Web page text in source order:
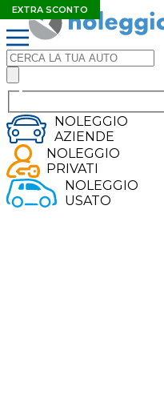
NOLEGGIO
AZIENDE
NOLEGGIO
PRIVATI
NOLEGGIO
USATO
EXTRA SCONTO
PLUG-IN HYBRID
ELETTRICO
EXTRA SCONTO
EXTRA SCONTO